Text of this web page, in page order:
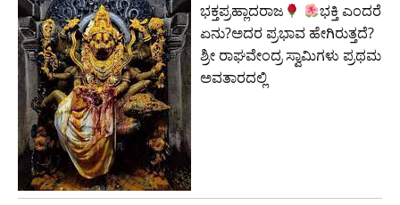
ಭಕ್ತಪ್ರಹ್ಲಾದರಾಜ
ಭಕ್ತಿ ಎಂದರೆ
ಏನು?ಅದರ ಪ್ರಭಾವ ಹೇಗಿರುತ್ತದೆ?
ಶ್ರೀ ರಾಘವೇಂದ್ರ ಸ್ವಾಮಿಗಳು ಪ್ರಥಮ
ಅವತಾರದಲ್ಲಿ